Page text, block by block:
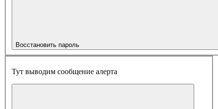
Восстановить пароль
Тут выводим сообщение алерта